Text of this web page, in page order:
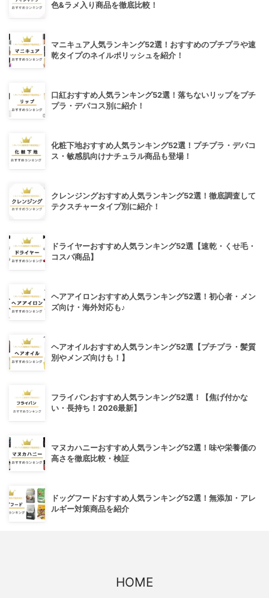
色&ラメ入り商品を徹底比較！
マニキュア人気ランキング52選！おすすめのプチプラや速
乾タイプのネイルポリッシュを紹介！
口紅おすすめ人気ランキング52選！落ちないリップをプチ
プラ・デパコス別に紹介！
化粧下地おすすめ人気ランキング52選！プチプラ・デパコ
ス・敏感肌向けナチュラル商品も登場！
クレンジングおすすめ人気ランキング52選！徹底調査して
テクスチャータイプ別に紹介！
ドライヤーおすすめ人気ランキング52選【速乾・くせ毛・
コスパ商品】
ヘアアイロンおすすめ人気ランキング52選！初心者・メン
ズ向け・海外対応も♪
ヘアオイルおすすめ人気ランキング52選【プチプラ・髪質
別やメンズ向けも！】
フライパンおすすめ人気ランキング52選！【焦げ付かな
い・長持ち！2026最新】
マヌカハニーおすすめ人気ランキング52選！味や栄養価の
高さを徹底比較・検証
ドッグフードおすすめ人気ランキング52選！無添加・アレ
ルギー対策商品を紹介
HOME